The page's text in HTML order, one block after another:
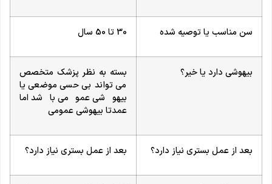
سن مناسب یا توصیه شده 30 تا 50 سال
بیهوشی دارد یا خیر؟
بسته به نظر پزشک متخصص
می تواند بی حسی موضعی یا
بیهوشی عمومی باشد اما
عمدتا بیهوشی عمومی
بعد از عمل بستری نیاز دارد؟ بعد از عمل بستری نیاز دارد؟